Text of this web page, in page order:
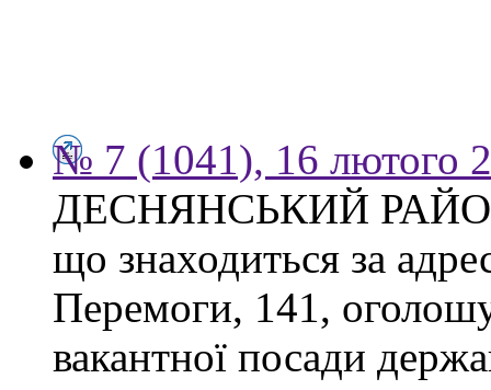
№ 7 (1041), 16 лютого
ДЕСНЯНСЬКИЙ
що знаходиться за
Перемоги, 141,
вакантної посади